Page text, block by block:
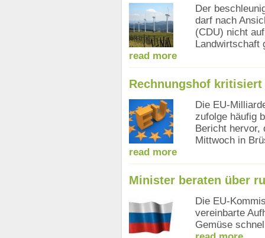
Der
darf nach
(CDU) nicht
Landwirtschaft
read more
Rechnungshof
Die EU-
zufolge häufig
Bericht hervor,
Mittwoch in
read more
Minister beraten über
Die EU-
vereinbarte
Gemüse